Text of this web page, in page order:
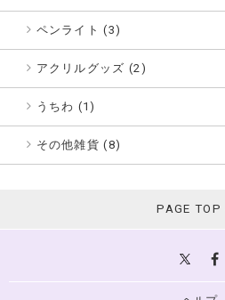
ペンライト (3)
アクリルグッズ (2)
うちわ (1)
その他雑貨 (8)
PAGE TOP